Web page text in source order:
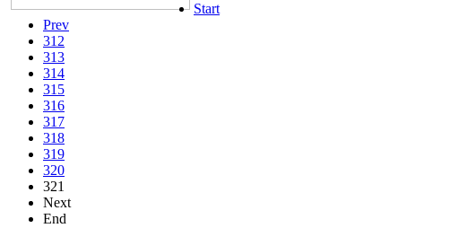
Start
Prev
312
313
314
315
316
317
318
319
320
321
Next
End